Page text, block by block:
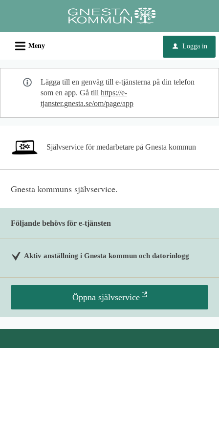
e-
tjänster
kommun
L Meny u Logga in
Lägga till en genväg till e-tjänsterna på din telefon
som en app. Gå till https://e-
tjanster.gnesta.se/om/page/app
Självservice för medarbetare på Gnesta kommun
Gnesta kommuns självservice.
Följande behövs för e-tjänsten
Aktiv anställning i Gnesta kommun och datorinlogg
Öppna självservice